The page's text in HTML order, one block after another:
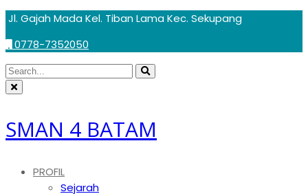
Skip
content
Jl. Gajah Mada Kel. Tiban Lama Kec. Sekupang
0778-7352050
Circular
focus
Search
for:
Search
Circular
focus
SMAN 4 BATAM
PROFIL
Sejarah